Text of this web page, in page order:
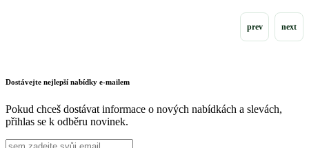
Dostávejte nejlepší nabídky e-mailem
Pokud chceš dostávat informace o nových nabídkách a slevách,
přihlas se k odběru novinek.